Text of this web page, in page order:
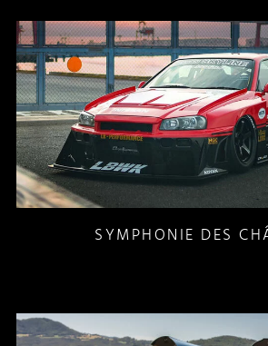
SYMPHONIE DES